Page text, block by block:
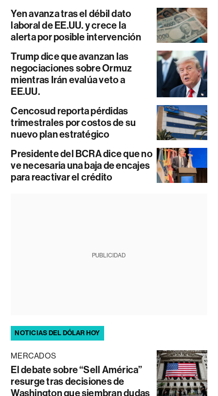
Yen avanza tras el débil dato
laboral de EE.UU. y crece la
alerta por posible intervención
Trump dice que avanzan las
negociaciones sobre Ormuz
mientras Irán evalúa veto a
EE.UU.
Cencosud reporta pérdidas
trimestrales por costos de su
nuevo plan estratégico
Presidente del BCRA dice que no
ve necesaria una baja de encajes
para reactivar el crédito
PUBLICIDAD
NOTICIAS DEL DÓLAR HOY
MERCADOS
El debate sobre “Sell América”
resurge tras decisiones de
Washington que siembran dudas